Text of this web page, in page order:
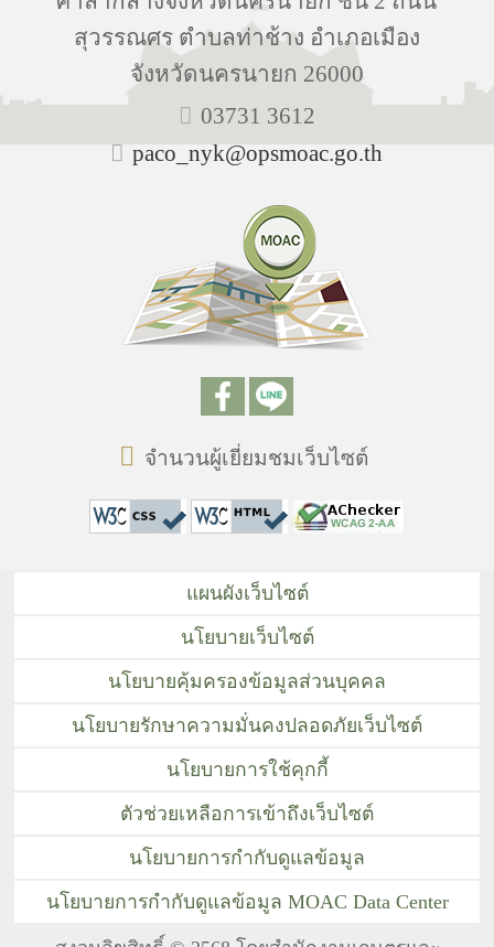
สุวรรณศร ตำบลท่าช้าง อำเภอเมือง
จังหวัดนครนายก 26000
03731 3612
paco_nyk@opsmoac.go.th
จำนวนผู้เยี่ยมชมเว็บไซต์
แผนผังเว็บไซต์
นโยบายเว็บไซต์
นโยบายคุ้มครองข้อมูลส่วนบุคคล
นโยบายรักษาความมั่นคงปลอดภัยเว็บไซต์
นโยบายการใช้คุกกี้
ตัวช่วยเหลือการเข้าถึงเว็บไซต์
นโยบายการกำกับดูแลข้อมูล
นโยบายการกำกับดูแลข้อมูล MOAC Data Center